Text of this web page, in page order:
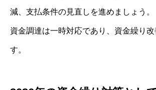
減、支払条件の見直しを進めましょう。
資金調達は一時対応であり、資金繰り
す。